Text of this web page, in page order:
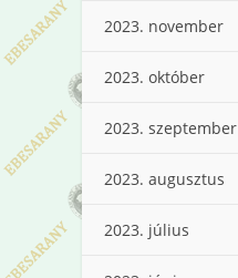
2023. november
2023. október
2023. szeptember
2023. augusztus
2023. július